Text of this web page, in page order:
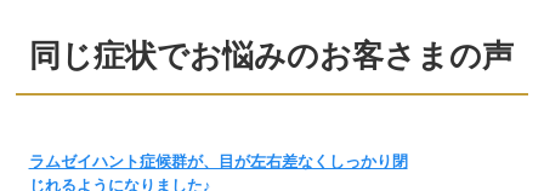
同じ症状でお悩みのお客さまの声
ラムゼイハント症候群が、目が左右差なくしっかり閉
じれるようになりました♪